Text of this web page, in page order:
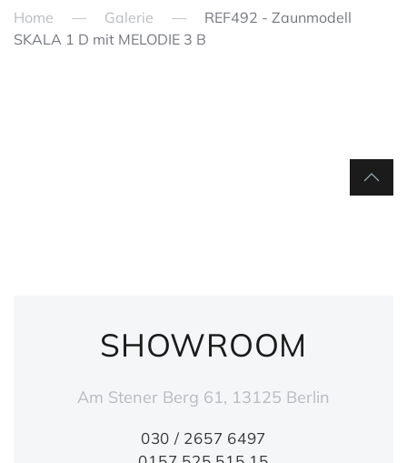
Home Galerie
REF492 - Zaunmodell
SKALA 1 D mit MELODIE 3 B
SHOWROOM
Am Stener Berg 61, 13125 Berlin
030 / 2657 6497